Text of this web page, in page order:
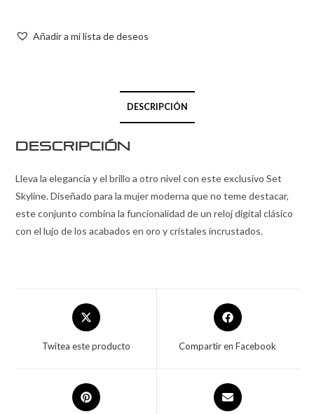
Añadir a mi lista de deseos
DESCRIPCIÓN
Descripción
Lleva la elegancia y el brillo a otro nivel con este exclusivo Set
Skyline. Diseñado para la mujer moderna que no teme destacar,
este conjunto combina la funcionalidad de un reloj digital clásico
con el lujo de los acabados en oro y cristales incrustados.
Twitea este producto Compartir en Facebook